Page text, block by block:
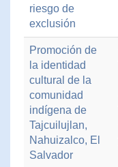
riesgo de
exclusión
Promoción de
la identidad
cultural de la
comunidad
indígena de
Tajcuilujlan,
Nahuizalco, El
Salvador